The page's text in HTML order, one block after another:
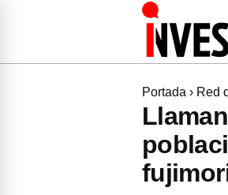
Portada › Red